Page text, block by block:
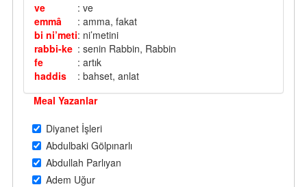
ve
: ve
emmâ
: amma, fakat
bi ni’meti: ni’metini
rabbi-ke : senin Rabbin, Rabbin
fe
: artık
haddis
: bahset, anlat
Meal Yazanlar
Diyanet İşleri
Abdulbaki Gölpınarlı
Abdullah Parlıyan
Adem Uğur